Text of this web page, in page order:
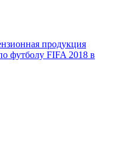
продукция
футболу FIFA 2018 в